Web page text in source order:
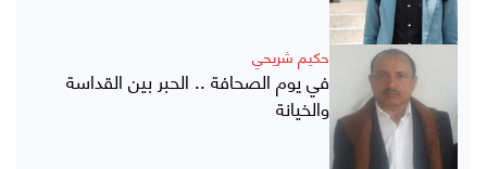
حكيم شريحي
في يوم الصحافة .. الحبر بين القداسة
والخيانة